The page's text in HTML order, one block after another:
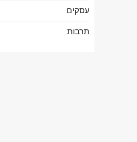
עסקים
תרבות